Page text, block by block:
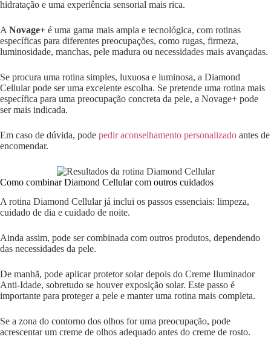
hidratação e uma experiência sensorial mais rica.
A Novage+ é uma gama mais ampla e tecnológica, com rotinas
específicas para diferentes preocupações, como rugas, firmeza,
luminosidade, manchas, pele madura ou necessidades mais avançadas.
Se procura uma rotina simples, luxuosa e luminosa, a Diamond
Cellular pode ser uma excelente escolha. Se pretende uma rotina mais
específica para uma preocupação concreta da pele, a Novage+ pode
ser mais indicada.
Em caso de dúvida, pode pedir aconselhamento personalizado antes de
encomendar.
Como combinar Diamond Cellular com outros cuidados
A rotina Diamond Cellular já inclui os passos essenciais: limpeza,
cuidado de dia e cuidado de noite.
Ainda assim, pode ser combinada com outros produtos, dependendo
das necessidades da pele.
De manhã, pode aplicar protetor solar depois do Creme Iluminador
Anti-Idade, sobretudo se houver exposição solar. Este passo é
importante para proteger a pele e manter uma rotina mais completa.
Se a zona do contorno dos olhos for uma preocupação, pode
acrescentar um creme de olhos adequado antes do creme de rosto.